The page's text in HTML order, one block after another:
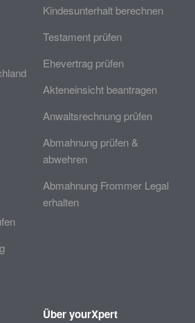
Kindesunterhalt berechnen
Testament prüfen
Ehevertrag prüfen
Akteneinsicht beantragen
Anwaltsrechnung prüfen
Abmahnung prüfen &
abwehren
Abmahnung Frommer Legal
erhalten
Über yourXpert